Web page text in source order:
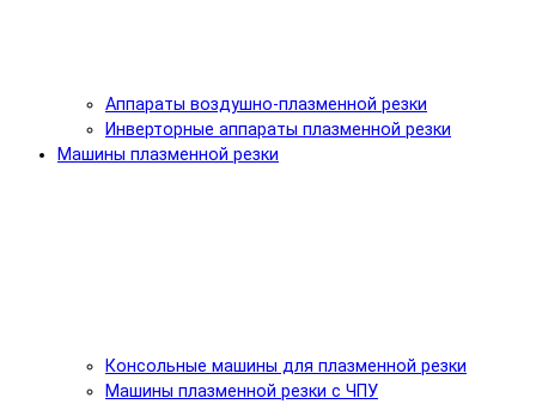
Аппараты воздушно-плазменной резки
Инверторные аппараты плазменной резки
Машины плазменной резки
Консольные машины для плазменной резки
Машины плазменной резки с ЧПУ